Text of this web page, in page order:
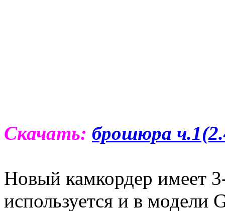
Скачать: брошюра
Новый камкордер имеет
используется и в